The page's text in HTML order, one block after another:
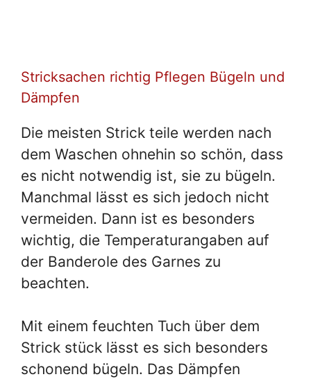
Stricksachen richtig Pflegen Bügeln und
Dämpfen
Die meisten Strick teile werden nach
dem Waschen ohnehin so schön, dass
es nicht notwendig ist, sie zu bügeln.
Manchmal lässt es sich jedoch nicht
vermeiden. Dann ist es besonders
wichtig, die Temperaturangaben auf
der Banderole des Garnes zu
beachten.
Mit einem feuchten Tuch über dem
Strick stück lässt es sich besonders
schonend bügeln. Das Dämpfen